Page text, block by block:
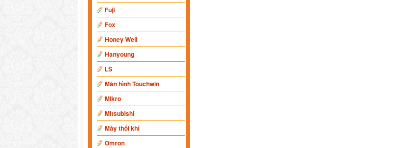
Fuji
Fox
Honey Well
Hanyoung
LS
Màn hình Touchwin
Mikro
Mitsubishi
Máy thổi khí
Omron